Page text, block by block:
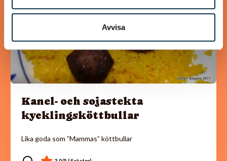
Avvisa
Kanel- och sojastekta
kycklingsköttbullar
Lika goda som ”Mammas” köttbullar